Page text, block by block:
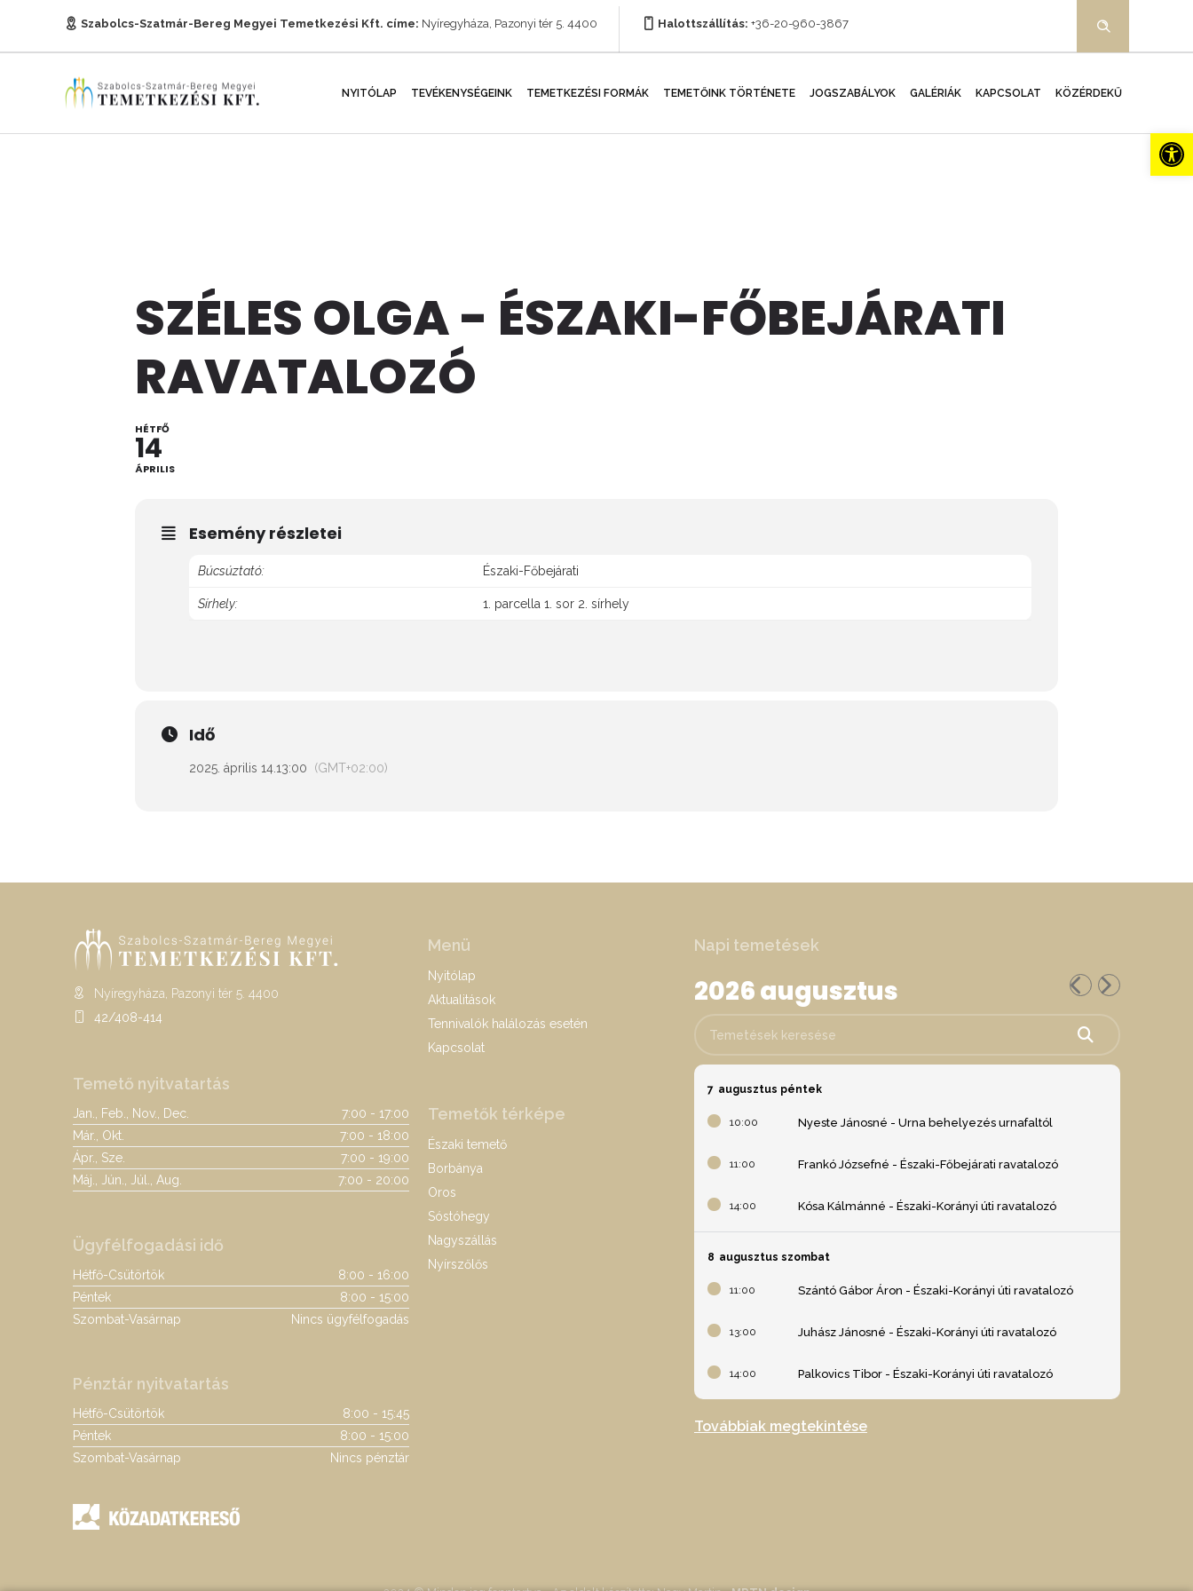
Szabolcs-Szatmár-Bereg Megyei Temetkezési Kft. címe: Nyíregyháza, Pazonyi tér 5. 4400 Halottszállítás: +36-20-960-3867
NYITÓLAP TEVÉKENYSÉGEINK TEMETKEZÉSI FORMÁK TEMETŐINK TÖRTÉNETE JOGSZABÁLYOK GALÉRIÁK KAPCSOLAT KÖZÉRDEKŰ
SZÉLES OLGA - ÉSZAKI-FŐBEJÁRATI
RAVATALOZÓ
HÉTFŐ
14
ÁPRILIS
Esemény részletei
Búcsúztató: Északi-Főbejárati
Sírhely: 1. parcella 1. sor 2. sírhely
Idő
2025. április 14.13:00 (GMT+02:00)
Nyíregyháza, Pazonyi tér 5. 4400
42/408-414
Temető nyitvatartás
Jan., Feb., Nov., Dec.
7:00 - 17:00
Már., Okt.
7:00 - 18:00
Ápr., Sze.
7:00 - 19:00
Máj., Jún., Júl., Aug.
7:00 - 20:00
Ügyfélfogadási idő
Hétfő-Csütörtök
8:00 - 16:00
Péntek
8:00 - 15:00
Szombat-Vasárnap
Nincs ügyfélfogadás
Pénztár nyitvatartás
Hétfő-Csütörtök
8:00 - 15:45
Péntek
8:00 - 15:00
Szombat-Vasárnap
Nincs pénztár
Menü
Nyitólap
Aktualitások
Tennivalók halálozás esetén
Kapcsolat
Temetők térképe
Északi temető
Borbánya
Oros
Sóstóhegy
Nagyszállás
Nyírszőlős
Napi temetések
2026 augusztus
7 augusztus péntek
10:00 Nyeste Jánosné - Urna behelyezés urnafaltól
11:00 Frankó Józsefné - Északi-Főbejárati ravatalozó
14:00 Kósa Kálmánné - Északi-Korányi úti ravatalozó
8 augusztus szombat
11:00 Szántó Gábor Áron - Északi-Korányi úti ravatalozó
13:00 Juhász Jánosné - Északi-Korányi úti ravatalozó
14:00 Palkovics Tibor - Északi-Korányi úti ravatalozó
Továbbiak megtekintése